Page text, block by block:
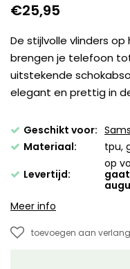
€25,95
De stijlvolle vlinders
brengen je telefoon
uitstekende
elegant en prettig in
Geschikt voor:
Materiaal:
tpu,
Levertijd:
op
gaat
Meer info
toevoegen aan